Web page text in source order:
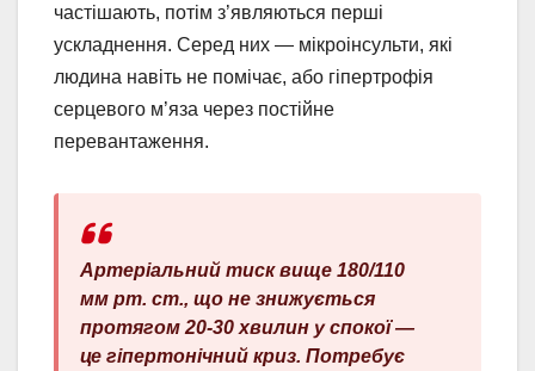
частішають, потім з’являються перші
ускладнення. Серед них — мікроінсульти, які
людина навіть не помічає, або гіпертрофія
серцевого м’яза через постійне
перевантаження.
Артеріальний тиск вище 180/110
мм рт. ст., що не знижується
протягом 20-30 хвилин у спокої —
це гіпертонічний криз. Потребує